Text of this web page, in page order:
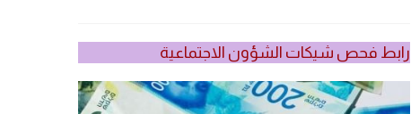
رابط فحص شيكات الشؤون الاجتماعية